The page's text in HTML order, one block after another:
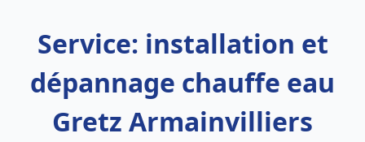
Service: installation et
dépannage chauffe eau
Gretz Armainvilliers